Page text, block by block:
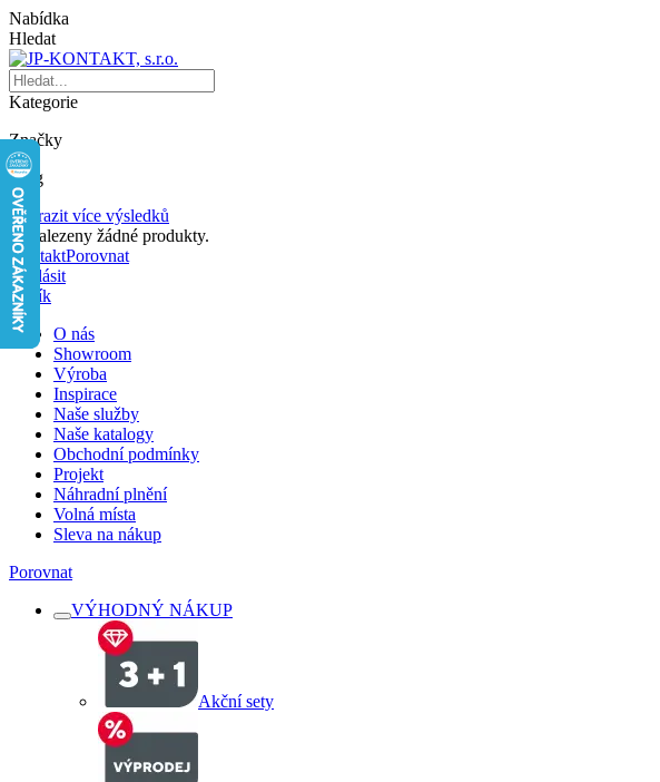
Nabídka
Hledat
Kategorie
Značky
Blog
Zobrazit více výsledků
Nenalezeny žádné produkty.
KontaktPorovnat
Přihlásit
Košík
O nás
Showroom
Výroba
Inspirace
Naše služby
Naše katalogy
Obchodní podmínky
Projekt
Náhradní plnění
Volná místa
Sleva na nákup
Porovnat
VÝHODNÝ NÁKUP
Akční sety